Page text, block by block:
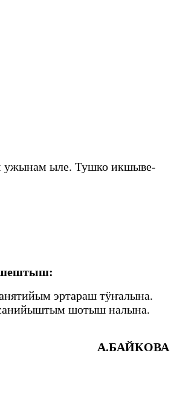
ужынам ыле. Тушко икшыве-
эртараш тӱҥалына.
шотыш налына.
А.БАЙКОВА